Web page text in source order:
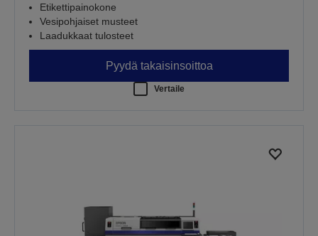
Etikettipainokone
Vesipohjaiset musteet
Laadukkaat tulosteet
Pyydä takaisinsoittoa
Vertaile